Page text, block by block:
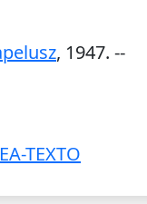
, 1947. --
TEXTO